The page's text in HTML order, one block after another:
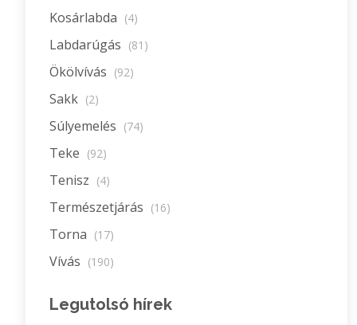
Kosárlabda (4)
Labdarúgás (81)
Ökölvívás (92)
Sakk (2)
Súlyemelés (74)
Teke (92)
Tenisz (4)
Természetjárás (16)
Torna (17)
Vívás (190)
Legutolsó hírek